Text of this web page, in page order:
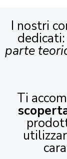
I nostri
parte
Ti